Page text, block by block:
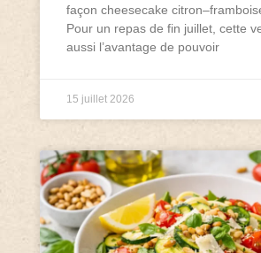
façon cheesecake
Pour un repas de fin juillet, cette
aussi l’avantage de pouvoir
15 juillet 2026